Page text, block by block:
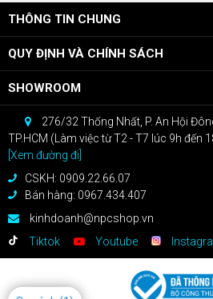
THÔNG TIN CHUNG
QUY ĐỊNH VÀ CHÍNH SÁCH
SHOWROOM
276/32 Thống Nhất, P. An Hội
TP.HCM (Làm việc từ T2 - T7 lúc 9h đến
[Xem đường đi]
CSKH: 0909.22.66.07
Bán hàng: 0967.434.407
kinhdoanh@npcshop.vn
Tiktok
Youtube